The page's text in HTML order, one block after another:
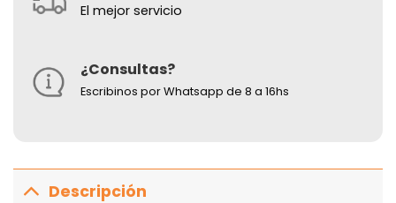
El mejor servicio
¿Consultas?
Escribinos por Whatsapp de 8 a 16hs
Descripción